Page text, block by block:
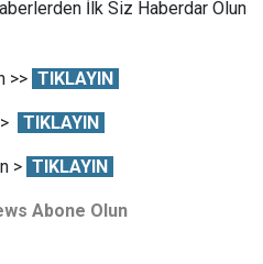
İlk Siz Haberdar Olun
>> TIKLAYIN
TIKLAYIN
> TIKLAYIN
Abone Olun